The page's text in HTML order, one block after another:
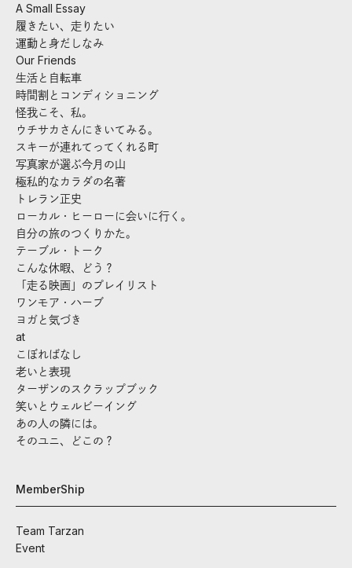
A Small Essay
履きたい、走りたい
運動と身だしなみ
Our Friends
生活と自転車
時間割とコンディショニング
怪我こそ、私。
ウチサカさんにきいてみる。
スキーが連れてってくれる町
写真家が選ぶ今月の山
極私的なカラダの名著
トレラン正史
ローカル・ヒーローに会いに行く。
自分の旅のつくりかた。
テーブル・トーク
こんな休暇、どう？
「走る映画」のプレイリスト
ワンモア・ハーブ
ヨガと気づき
at
こぼればなし
老いと表現
ターザンのスクラップブック
笑いとウェルビーイング
あの人の隣には。
そのユニ、どこの？
MemberShip
Team Tarzan
Event